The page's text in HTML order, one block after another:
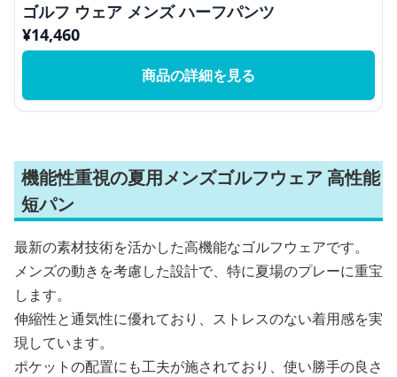
ゴルフ ウェア メンズ ハーフパンツ
¥14,460
商品の詳細を見る
機能性重視の夏用メンズゴルフウェア 高性能
短パン
最新の素材技術を活かした高機能なゴルフウェアです。
メンズの動きを考慮した設計で、特に夏場のプレーに重宝
します。
伸縮性と通気性に優れており、ストレスのない着用感を実
現しています。
ポケットの配置にも工夫が施されており、使い勝手の良さ